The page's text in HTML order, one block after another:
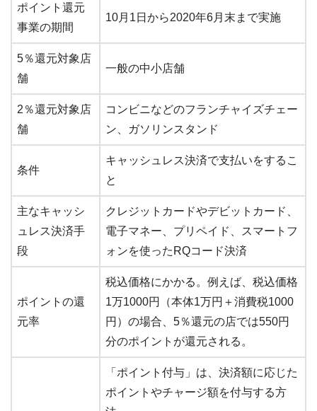
ポイント還元
事業の期間
10月1日から2020年6月末まで実施
5％還元対象店
舗
一般の中小店舗
2％還元対象店
舗
コンビニなどのフランチャイズチェー
ン、ガソリンスタンド
条件
キャッシュレス決済で支払いをするこ
と
主なキャッシ
ュレス決済手
段
クレジットカードやデビットカード、
電子マネー、プリペイド、スマートフ
ォンを使ったRQコード決済
ポイントの還
元率
税込価格にかかる。例えば、税込価格
1万1000円（本体1万円＋消費税1000
円）の場合、5％還元の店では550円
分のポイントが還元される。
「ポイント付与」は、決済額に応じた
ポイントやチャージ額を付与する方